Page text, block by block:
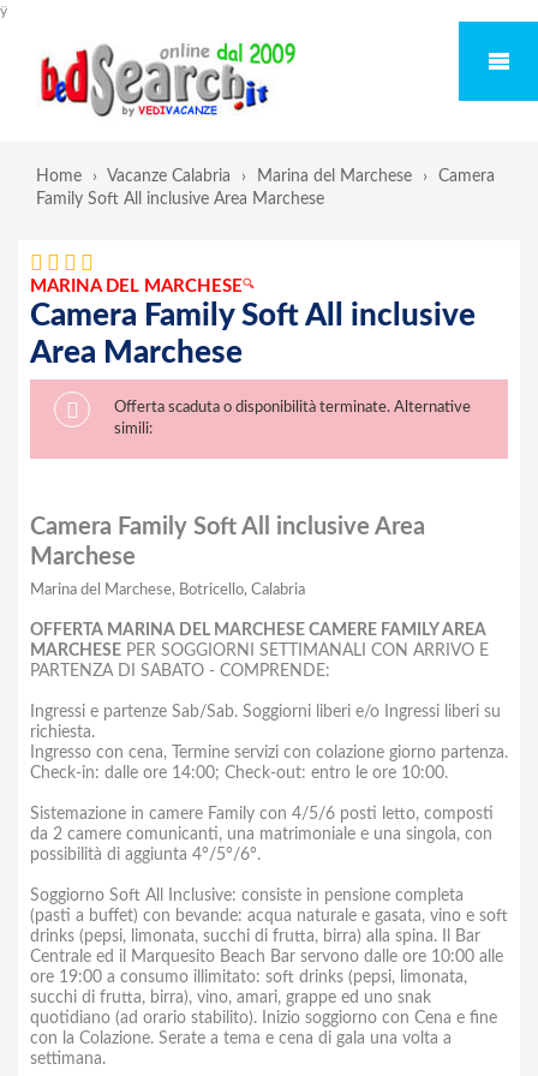
ÿ
Home › Vacanze Calabria › Marina del Marchese ›
Camera
Family Soft All inclusive Area Marchese
MARINA DEL MARCHESE🔍
Camera Family Soft All inclusive
Area Marchese
Offerta scaduta o disponibilità terminate. Alternative
simili:
Camera Family Soft All inclusive Area
Marchese
Marina del Marchese, Botricello, Calabria
OFFERTA MARINA DEL MARCHESE CAMERE FAMILY AREA
MARCHESE PER SOGGIORNI SETTIMANALI CON ARRIVO E
PARTENZA DI SABATO - COMPRENDE:
Ingressi e partenze Sab/Sab. Soggiorni liberi e/o Ingressi liberi su
richiesta.
Ingresso con cena, Termine servizi con colazione giorno partenza.
Check-in: dalle ore 14:00; Check-out: entro le ore 10:00.
Sistemazione in camere Family con 4/5/6 posti letto, composti
da 2 camere comunicanti, una matrimoniale e una singola, con
possibilità di aggiunta 4°/5°/6°.
Soggiorno Soft All Inclusive: consiste in pensione completa
(pasti a buffet) con bevande: acqua naturale e gasata, vino e soft
drinks (pepsi, limonata, succhi di frutta, birra) alla spina. Il Bar
Centrale ed il Marquesito Beach Bar servono dalle ore 10:00 alle
ore 19:00 a consumo illimitato: soft drinks (pepsi, limonata,
succhi di frutta, birra), vino, amari, grappe ed uno snak
quotidiano (ad orario stabilito). Inizio soggiorno con Cena e fine
con la Colazione. Serate a tema e cena di gala una volta a
settimana.